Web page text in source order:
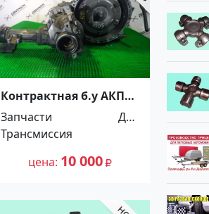
Контрактная б.у АКПП
A541 Toyota 5S-FE
Краснодар
Запчасти
Для
Трансмиссия
цена 10 000